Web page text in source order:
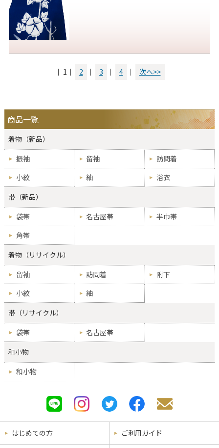
｜ 1｜ 2 ｜ 3 ｜ 4 ｜ 次へ>>
商品一覧
着物（新品）
振袖
留袖
訪問着
小紋
紬
浴衣
帯（新品）
袋帯
名古屋帯
半巾帯
角帯
着物（リサイクル）
留袖
訪問着
附下
小紋
紬
帯（リサイクル）
袋帯
名古屋帯
和小物
和小物
はじめての方 ご利用ガイド